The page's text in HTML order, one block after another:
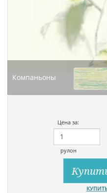
Компаньоны
Цена за:
рулон